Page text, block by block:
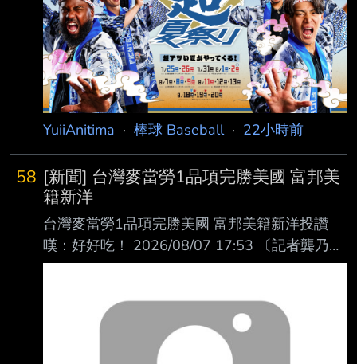
涼介 (L) CF .280 .363 .418 .781 9 34 406 ４.
Carson McCusker (R) LF .268 .344
YuiiAnitima · 棒球 Baseball· 22小時前
58 [新聞] 台灣麥當勞1品項完勝美國 富邦美
籍新洋
台灣麥當勞1品項完勝美國 富邦美籍新洋投讚
嘆：好好吃！ 2026/08/07 17:53 〔記者龔乃玠
／新北報導〕富邦悍將總教練後藤光尊今天明
將註銷阿部雄大。對首度到海外打球的瑪帝斯來
說，對台灣的麥當勞印象 深刻，直呼漢堡比美
國的更好吃。 瑪帝斯在二軍投2場，戰績0勝0